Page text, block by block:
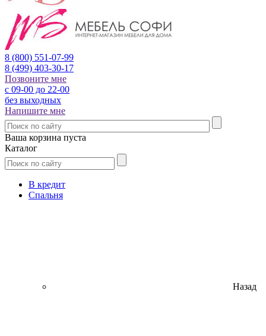
8 (800) 551-07-99
8 (499) 403-30-17
Позвоните мне
с 09-00 до 22-00
без выходных
Напишите мне
Ваша корзина пуста
Каталог
В кредит
Спальня
Назад